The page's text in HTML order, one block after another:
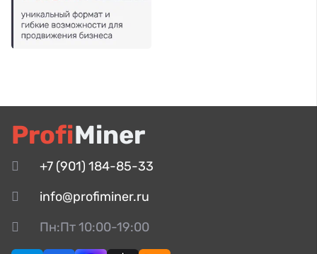
ProfiMiner
+7 (901) 184-85-33
info@profiminer.ru
Пн:Пт 10:00-19:00